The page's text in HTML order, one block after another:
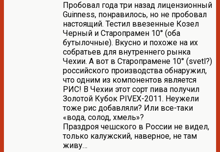
Пробовал года три назад лицензионный
Guinness, понравилось, но не пробовал
настоящий. Тестил ввезенные Козел
Черный и Старопрамен 10° (оба
бутылочные). Вкусно и похоже на их
собратьев для внутреннего рынка
Чехии. А вот в Старопрамене 10° (svetl?)
российского производства обнаружил,
что одним из компонентов является
РИС! В Чехии этот сорт пива получил
Золотой Кубок PIVEX-2011. Неужели
тоже рис добавляли? Или все-таки
«вода, солод, хмель»?
Праздроя чешского в России не видел,
только калужский, наверное, не там
живу…